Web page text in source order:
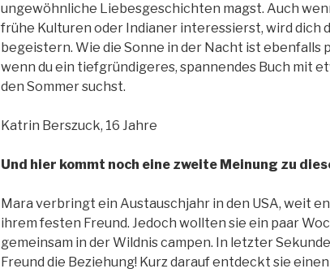
ungewöhnliche Liebesgeschichten magst. Auch
frühe Kulturen oder Indianer interessierst, wird dich
begeistern. Wie die Sonne in der Nacht ist ebenfalls
wenn du ein tiefgründigeres, spannendes Buch mit
den Sommer suchst.
Katrin Berszuck, 16 Jahre
Und hier kommt noch eine zweite Meinung zu
Mara verbringt ein Austauschjahr in den USA, weit
ihrem festen Freund. Jedoch wollten sie ein paar
gemeinsam in der Wildnis campen. In letzter
Freund die Beziehung! Kurz darauf entdeckt sie